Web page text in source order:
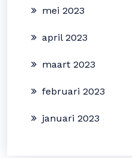
mei 2023
april 2023
maart 2023
februari 2023
januari 2023